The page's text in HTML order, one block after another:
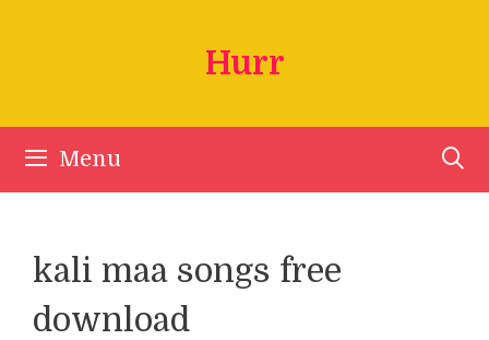
Hurr
Menu
kali maa songs free
download